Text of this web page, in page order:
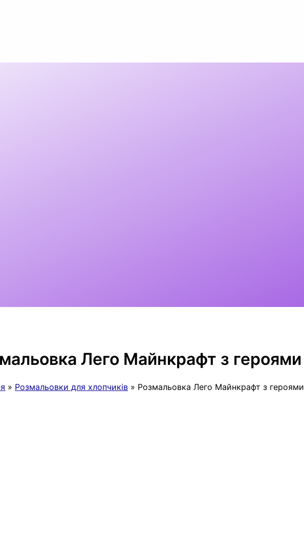
Лего Майнкрафт з героями
Розмальовки для хлопчиків Розмальовка Лего Майнкрафт з героями